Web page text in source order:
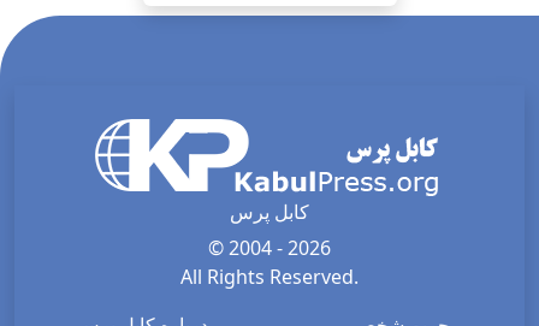
کابل پرس
© 2004 - 2026
All Rights Reserved.